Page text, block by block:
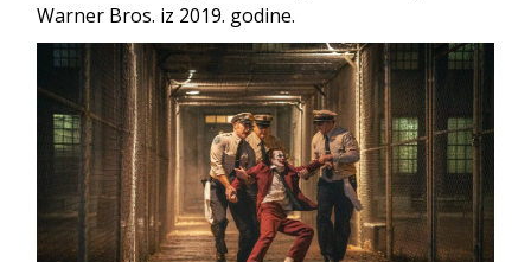
Warner Bros. iz 2019. godine.